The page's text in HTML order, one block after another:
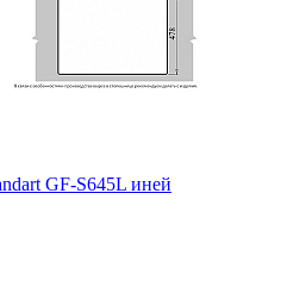
GF-S645L иней